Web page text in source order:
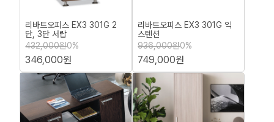
리바트오피스 EX3 301G 2
단, 3단 서랍
432,000원0%
346,000원
리바트오피스 EX3 301G 익
스텐션
936,000원0%
749,000원